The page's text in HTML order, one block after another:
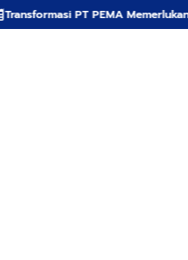
PEMA Memerlukan